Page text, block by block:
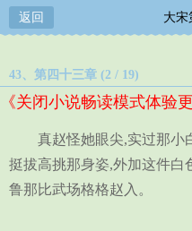
返回 大宋
43、第四十三章 (2 / 19)
《关闭小说畅读模式体验更
真赵怪她眼尖,实过那小
挺拔高挑那身姿,外加这件白
鲁那比武场格格赵入。